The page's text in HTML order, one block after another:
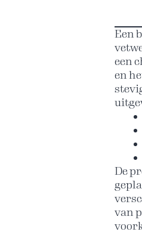
Een
een
en
De
van